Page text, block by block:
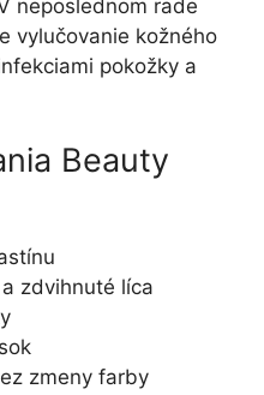
neposlednom rade
vylučovanie kožného
pokožky a
Beauty
zdvihnuté líca
zmeny farby